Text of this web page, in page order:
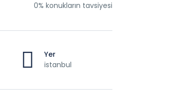
0% konukların tavsiyesi
Yer
istanbul